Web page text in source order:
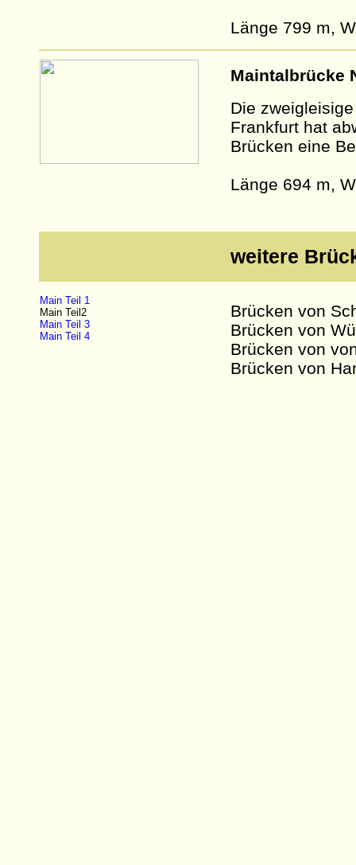
Länge 799 m,
Maintalbrücke
Die
Frankfurt hat
Brücken eine
Länge 694 m,
weitere
Main Teil 1
Main Teil2
Main Teil 3
Main Teil 4
Brücken von
Brücken von
Brücken von
Brücken von